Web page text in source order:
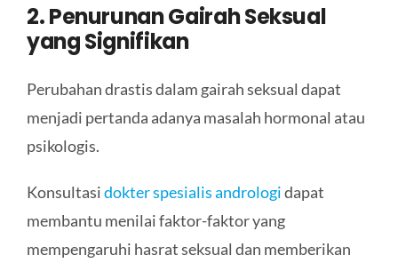
2. Penurunan Gairah Seksual
yang Signifikan
Perubahan drastis dalam gairah seksual dapat
menjadi pertanda adanya masalah hormonal atau
psikologis.
Konsultasidokter spesialis andrologidapat
membantu menilai faktor-faktor yang
mempengaruhi hasrat seksual dan memberikan